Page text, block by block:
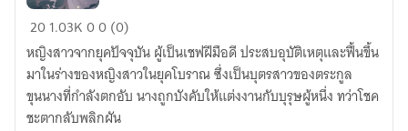
เซฟ
สาว
ทะลุ
มิติ
201.03K00 (0)
หญิงสาวจากยุคปัจจุบัน ผู้เป็นเชฟฝีมือดี ประสบอุบัติเหตุและฟื้นขึ้น
มาในร่างของหญิงสาวในยุคโบราณ ซึ่งเป็นบุตรสาวของตระกูล
ขุนนางที่กำลังตกอับ นางถูกบังคับให้แต่งงานกับบุรุษผู้หนึ่ง ทว่าโชค
ชะตากลับพลิกผัน